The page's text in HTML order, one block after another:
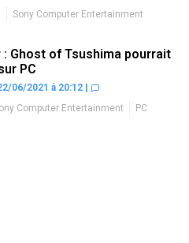
Sony Computer Entertainment
: Ghost of Tsushima pourrait
PC
06/2021 à 20:12
Computer Entertainment
PC